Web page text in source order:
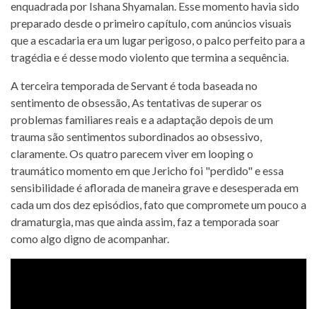
enquadrada por Ishana Shyamalan. Esse momento havia sido
preparado desde o primeiro capítulo, com anúncios visuais
que a escadaria era um lugar perigoso, o palco perfeito para a
tragédia e é desse modo violento que termina a sequência.
A terceira temporada de Servant é toda baseada no
sentimento de obsessão, As tentativas de superar os
problemas familiares reais e a adaptação depois de um
trauma são sentimentos subordinados ao obsessivo,
claramente. Os quatro parecem viver em looping o
traumático momento em que Jericho foi "perdido" e essa
sensibilidade é aflorada de maneira grave e desesperada em
cada um dos dez episódios, fato que compromete um pouco a
dramaturgia, mas que ainda assim, faz a temporada soar
como algo digno de acompanhar.